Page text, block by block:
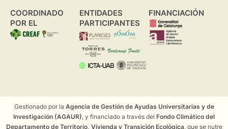
COORDINADO
POR EL
ENTIDADES
PARTICIPANTES
FINANCIACIÓN
Gestionado por la Agencia de Gestión de Ayudas Universitarias y de
Investigación (AGAUR) , y financiado a través del Fondo Climático del
Departamento de Territorio, Vivienda y Transición Ecológica , que se nutre